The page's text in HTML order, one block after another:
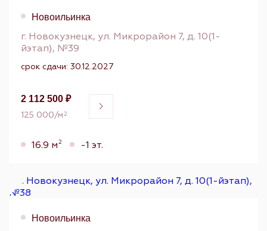
Новоильинка
г. Новокузнецк, ул. Микрорайон 7, д. 10(1-
йэтап), №39
срок сдачи: 30.12.2027
2 112 500 ₽
125 000/м2
16.9 м2 -1 эт.
Новоильинка